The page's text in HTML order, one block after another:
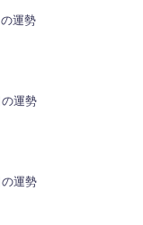
運勢
の運勢
の運勢